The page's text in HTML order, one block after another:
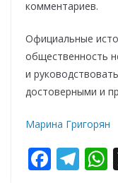
комментариев.
Официальные
общественность
и
достоверными и
Марина Григорян
F T